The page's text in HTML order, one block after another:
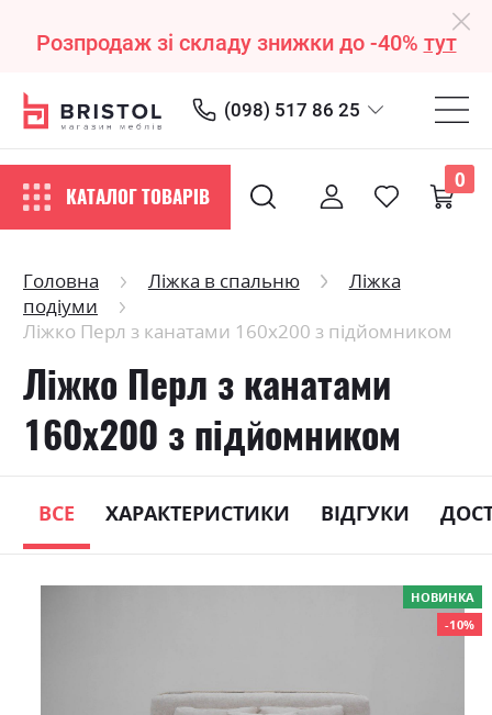
Розпродаж зі складу знижки до -40% тут
(098) 517 86 25
КАТАЛОГ ТОВАРІВ
0
Головна Ліжка в спальню
Ліжка
подіуми
Ліжко Перл з канатами 160х200 з підйомником
Ліжко Перл з канатами
160х200 з підйомником
ВСЕ ХАРАКТЕРИСТИКИ ВІДГУКИ
НОВИНКА
-10%